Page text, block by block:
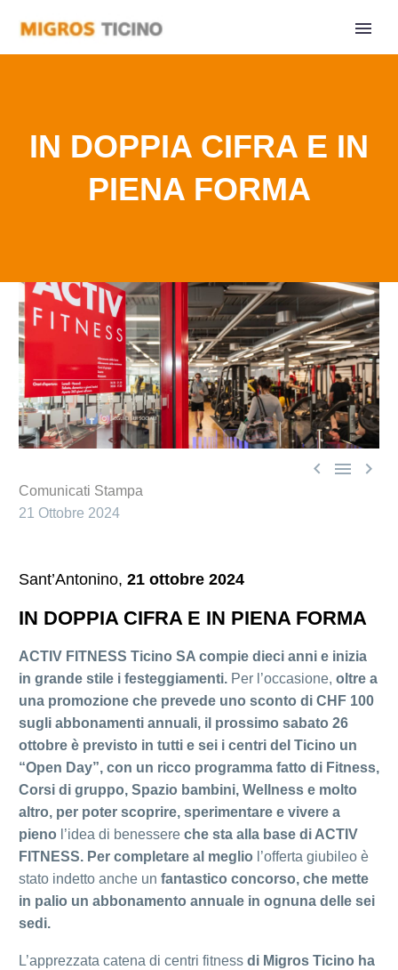
IN DOPPIA CIFRA E IN
PIENA FORMA
  
Comunicati Stampa
21 Ottobre 2024
Sant’Antonino, 21 ottobre 2024
IN DOPPIA CIFRA E IN PIENA FORMA
ACTIV FITNESS Ticino SA compie dieci anni e inizia
in grande stile i festeggiamenti. Per l’occasione, oltre a
una promozione che prevede uno sconto di CHF 100
sugli abbonamenti annuali, il prossimo sabato 26
ottobre è previsto in tutti e sei i centri del Ticino un
“Open Day”, con un ricco programma fatto di Fitness,
Corsi di gruppo, Spazio bambini, Wellness e molto
altro, per poter scoprire, sperimentare e vivere a
pieno l’idea di benessere che sta alla base di ACTIV
FITNESS. Per completare al meglio l’offerta giubileo è
stato indetto anche un fantastico concorso, che mette
in palio un abbonamento annuale in ognuna delle sei
sedi.
L’apprezzata catena di centri fitness di Migros Ticino ha